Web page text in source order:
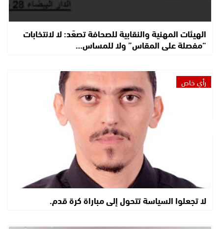
الهيئات المهنية والنقابية للصحافة تصعّد: لا لانتخابات
“مفصلة على المقاس” ولا للمساس…
رأي خاص
لا تجعلوا السياسة تتحول إلى مباراة كرة قدم.